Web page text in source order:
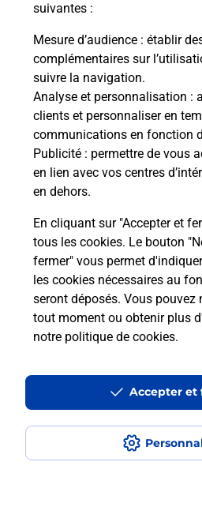
suivantes :
Mesure d’audience : établir
complémentaires sur
suivre la navigation.
Analyse et personnalisation :
clients et personnaliser en
communications en fonction
Publicité : permettre de vous
en lien avec vos centres
en dehors.
En cliquant sur "Accepter et
tous les cookies. Le bouton
fermer" vous permet
les cookies nécessaires au
seront déposés. Vous pouvez
tout moment ou obtenir plus
notre politique de cookies.
Accepter et
Boîte aux lettres La
Prochaine collecte du
08h30
475 Rue Du Chateau
02200 Billy Sur Aisne
Le lien s'ouvre dans un nouvel onglet
Localiser Liste Boîtes aux lettres
Accessibilité : partiellement
Conditions contractuelles
Mentions légales